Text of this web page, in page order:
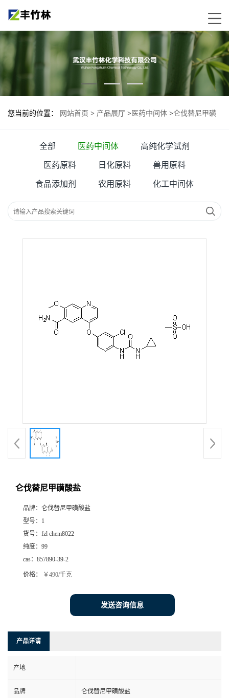
您当前的位置： 网站首页 > 产品展厅 > 医药中间体 >仑伐替尼甲磺
全部 医药中间体 高纯化学试剂
医药原料 日化原料 兽用原料
食品添加剂 农用原料 化工中间体
仑伐替尼甲磺酸盐
品牌： 仑伐替尼甲磺酸盐
型号： 1
货号： fzl chem8022
纯度： 99
cas： 857890-39-2
价格： ￥490/千克
发送咨询信息
产品详请
产地
品牌 仑伐替尼甲磺酸盐